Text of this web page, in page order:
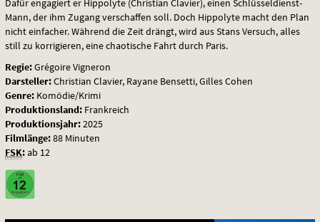
Vollgas
durch
Paris
Mann, der ihm Zugang verschaffen soll. Doch Hippolyte macht den Plan
nicht einfacher. Während die Zeit drängt, wird aus Stans Versuch, alles
still zu korrigieren, eine chaotische Fahrt durch Paris.
Regie:Grégoire Vigneron
Darsteller:Christian Clavier, Rayane Bensetti, Gilles Cohen
Genre: Komödie/Krimi
Produktionsland: Frankreich
Produktionsjahr:2025
Filmlänge:88 Minuten
FSK:ab 12